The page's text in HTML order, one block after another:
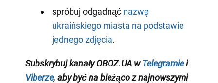
spróbuj odgadnąć nazwę
ukraińskiego miasta na podstawie
jednego zdjęcia.
Subskrybuj kanały OBOZ.UA w Telegramie i
Viberze, aby być na bieżąco znajnowszymi